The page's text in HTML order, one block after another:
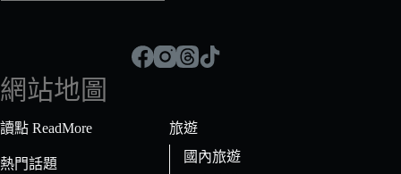
符
合
條
的
網站地圖
讀點 ReadMore
熱門話題
旅遊
國內旅遊